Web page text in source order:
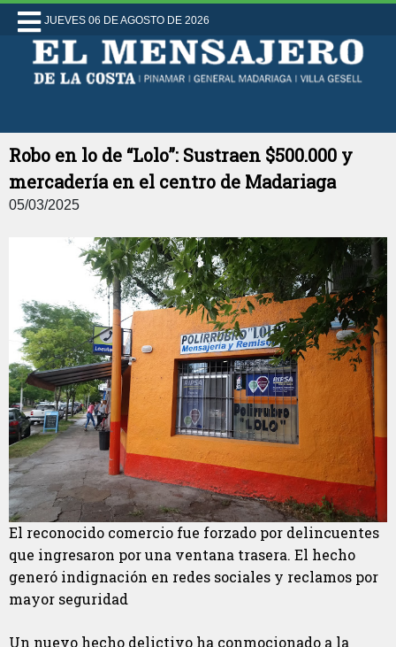
JUEVES 06 DE AGOSTO DE 2026
Robo en lo de “Lolo”: Sustraen $500.000 y
mercadería en el centro de Madariaga
05/03/2025
El reconocido comercio fue forzado por delincuentes
que ingresaron por una ventana trasera. El hecho
generó indignación en redes sociales y reclamos por
mayor seguridad
Un nuevo hecho delictivo ha conmocionado a la